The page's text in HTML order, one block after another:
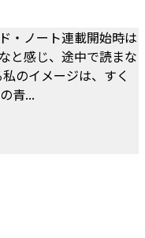
・ノート連載開始時は
と感じ、途中で読まな
のイメージは、すく
青...